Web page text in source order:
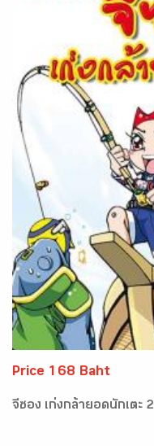
Price 168 Baht
จีซอง เก่งกล้ายอดนักเตะ 2